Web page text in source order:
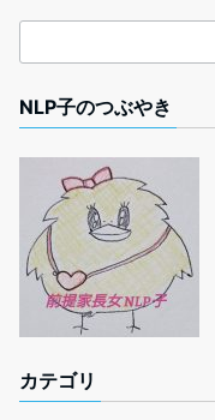
NLP子のつぶやき
カテゴリ